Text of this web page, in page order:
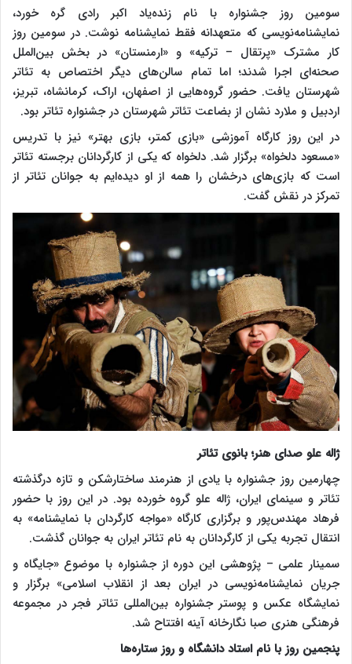
سومین روز جشنواره با نام زنده‌یاد اکبر رادی گره خورد،
نمایشنامه‌نویسی که متعهدانه فقط نمایشنامه نوشت. در سومین روز
کار مشترک «پرتقال – ترکیه» و «ارمنستان» در بخش بین‌الملل
صحنه‌ای اجرا شدند؛ اما تمام سالن‌های دیگر اختصاص به تئاتر
شهرستان یافت. حضور گروه‌هایی از اصفهان، اراک، کرمانشاه، تبریز،
اردبیل و ملارد نشان از بضاعت تئاتر شهرستان در جشنواره تئاتر بود.
در این روز کارگاه آموزشی «بازی کمتر، بازی بهتر» نیز با تدریس
«مسعود دلخواه» برگزار شد. دلخواه که یکی از کارگردانان برجسته تئاتر
است که بازی‌های درخشان را همه از او دیده‌ایم به جوانان تئاتر از
تمرکز در نقش گفت.
ژاله علو صدای هنر؛ بانوی تئاتر
چهارمین روز جشنواره با یادی از هنرمند ساختارشکن و تازه درگذشته
تئاتر و سینمای ایران، ژاله علو گروه خورده بود. در این روز با حضور
فرهاد مهندس‌پور و برگزاری کارگاه «مواجه کارگردان با نمایشنامه» به
انتقال تجربه یکی از کارگردانان به نام تئاتر ایران به جوانان گذشت.
سمینار علمی – پژوهشی این دوره از جشنواره با موضوع «جایگاه و
جریان نمایشنامه‌نویسی در ایران بعد از انقلاب اسلامی» برگزار و
نمایشگاه عکس و پوستر جشنواره بین‌المللی تئاتر فجر در مجموعه
فرهنگی هنری صبا نگارخانه آینه افتتاح شد.
پنجمین روز با نام استاد دانشگاه و روز ستاره‌ها